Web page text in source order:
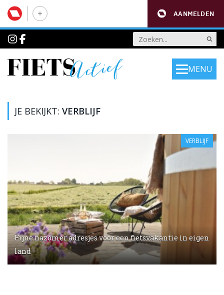
AANMELDEN
MENU
JE BEKIJKT: VERBLIJF
Fijne nazomer adresjes voor een fietsvakantie in eigen
land
VERBLIJF